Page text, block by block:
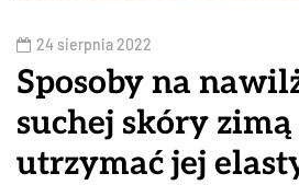
24 sierpnia 2022
Sposoby na
suchej skóry
utrzymać jej